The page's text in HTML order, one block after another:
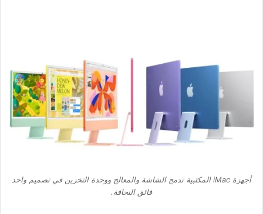
أجهزة iMac المكتبية تدمج الشاشة والمعالج ووحدة التخزين في تصميم واحد
فائق النحافة.